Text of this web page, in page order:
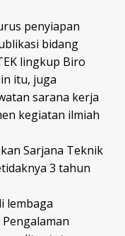
penyiapan
bidang
lingkup Biro
itu, juga
sarana kerja
kegiatan ilmiah
Sarjana Teknik
3 tahun
lembaga